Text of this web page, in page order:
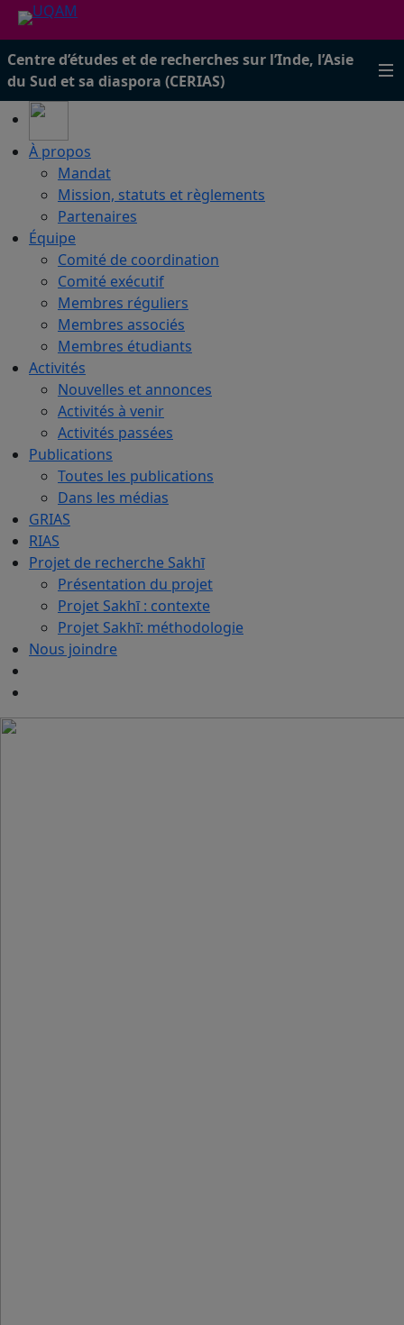
Centre d’études et de recherches sur l’Inde, l’Asie
du Sud et sa diaspora (CERIAS)
À propos
Mandat
Mission, statuts et règlements
Partenaires
Équipe
Comité de coordination
Comité exécutif
Membres réguliers
Membres associés
Membres étudiants
Activités
Nouvelles et annonces
Activités à venir
Activités passées
Publications
Toutes les publications
Dans les médias
GRIAS
RIAS
Projet de recherche Sakhī
Présentation du projet
Projet Sakhī : contexte
Projet Sakhī: méthodologie
Nous joindre